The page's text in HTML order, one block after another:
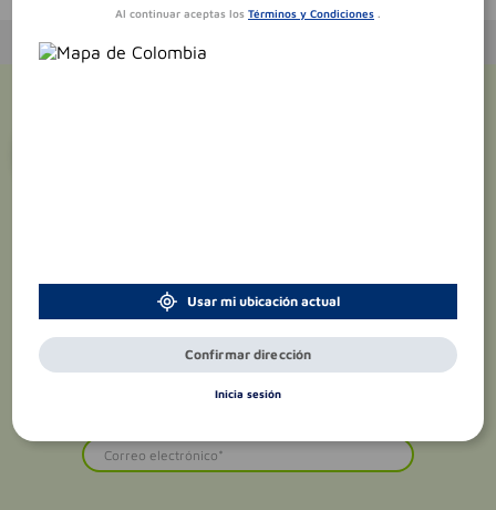
Al continuar aceptas los Términos y Condiciones .
Usar mi ubicación actual
Confirmar dirección
Inicia sesión